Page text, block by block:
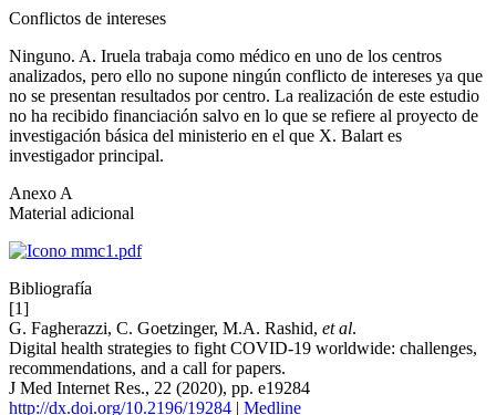
Conflictos de intereses
Ninguno. A. Iruela trabaja como médico en uno de los centros
analizados, pero ello no supone ningún conflicto de intereses ya que
no se presentan resultados por centro. La realización de este estudio
no ha recibido financiación salvo en lo que se refiere al proyecto de
investigación básica del ministerio en el que X. Balart es
investigador principal.
Anexo A
Material adicional
Bibliografía
[1]
G. Fagherazzi, C. Goetzinger, M.A. Rashid, et al.
Digital health strategies to fight COVID-19 worldwide: challenges,
recommendations, and a call for papers.
J Med Internet Res., 22 (2020), pp. e19284
http://dx.doi.org/10.2196/19284 | Medline